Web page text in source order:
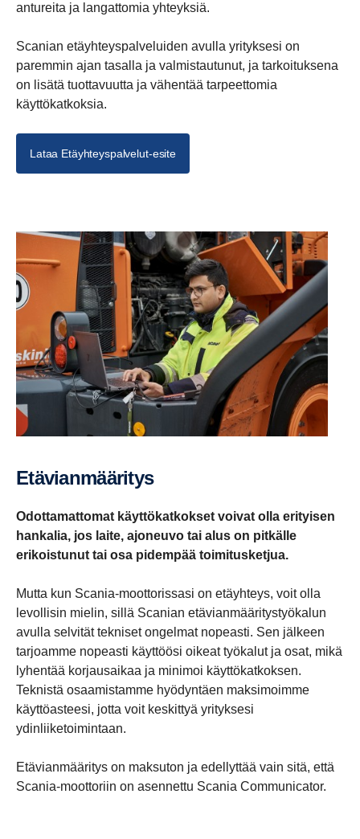
antureita ja langattomia yhteyksiä.
Scanian etäyhteyspalveluiden avulla yrityksesi on
paremmin ajan tasalla ja valmistautunut, ja tarkoituksena
on lisätä tuottavuutta ja vähentää tarpeettomia
käyttökatkoksia.
Lataa Etäyhteyspalvelut-esite
Etävian­mää­ritys
Odottamattomat käyttökatkokset voivat olla erityisen
hankalia, jos laite, ajoneuvo tai alus on pitkälle
erikoistunut tai osa pidempää toimitusketjua.
Mutta kun Scania-moottorissasi on etäyhteys, voit olla
levollisin mielin, sillä Scanian etävianmääritystyökalun
avulla selvität tekniset ongelmat nopeasti. Sen jälkeen
tarjoamme nopeasti käyttöösi oikeat työkalut ja osat, mikä
lyhentää korjausaikaa ja minimoi käyttökatkoksen.
Teknistä osaamistamme hyödyntäen maksimoimme
käyttöasteesi, jotta voit keskittyä yrityksesi
ydinliiketoimintaan.
Etävianmääritys on maksuton ja edellyttää vain sitä, että
Scania-moottoriin on asennettu Scania Communicator.